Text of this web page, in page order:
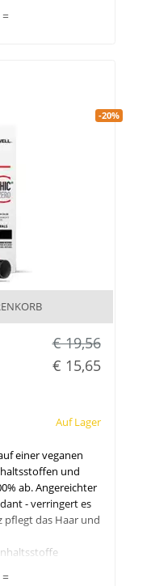
-20%
€ 19,56
€ 15,65
Auf Lager
einer veganen
und
ab. Angereichter
- verringert es
pflegt das Haar und